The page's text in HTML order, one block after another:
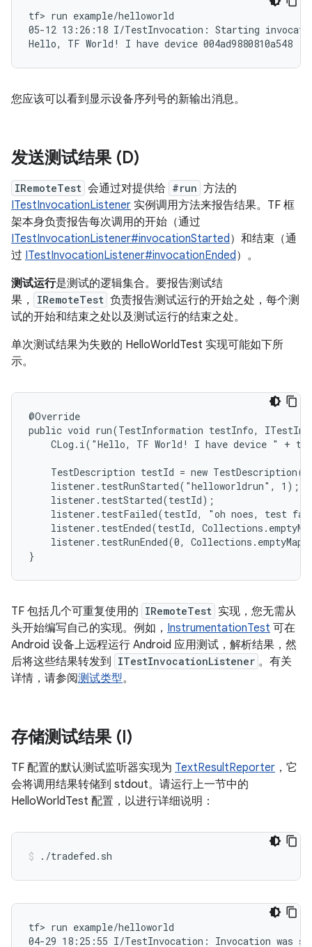
tf> run example/helloworld
05-12 13:26:18 I/TestInvocation: Starting
您应该可以看到显示设备序列号的新输出消息。
发送测试结果 (D)
IRemoteTest 会通过对提供给 #run 方法的
ITestInvocationListener 实例调用方法来报告结果。TF 框
架本身负责报告每次调用的开始（通过
ITestInvocationListener#invocationStarted）和结束（通
过 ITestInvocationListener#invocationEnded）。
测试运行是测试的逻辑集合。要报告测试结
果，
IRemoteTest 负责报告测试运行的开始之处，每个测
试的开始和结束之处以及测试运行的结束之处。
单次测试结果为失败的 HelloWorldTest 实现可能如下所
示。
@Override
public void run(TestInformation testInfo,
CLog.i("Hello, TF World! I have device " +
TestDescription testId = new
    listener.testRunStarted("helloworldrun", 1);
    listener.testStarted(testId);
listener.testFailed(testId, "oh noes, test
listener.testEnded(testId,
listener.testRunEnded(0,
}
TF 包括几个可重复使用的 IRemoteTest 实现，您无需从
头开始编写自己的实现。例如， InstrumentationTest 可在
Android 设备上远程运行 Android 应用测试，解析结果，然
后将这些结果转发到
ITestInvocationListener 。有关
详情，请参阅测试类型。
存储测试结果 (I)
TF 配置的默认测试监听器实现为 TextResultReporter ，它
会将调用结果转储到 stdout。请运行上一节中的
HelloWorldTest 配置，以进行详细说明：
tf> run example/helloworld
04-29 18:25:55 I/TestInvocation: Invocation was